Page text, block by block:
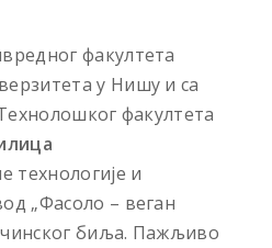
факултета
у Нишу и са
факултета
технологије и
„Фасоло – веган
биља. Пажљиво